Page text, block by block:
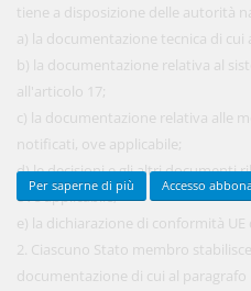
tiene a disposizione delle autorità
a) la documentazione tecnica di cui
b) la documentazione relativa al
all'articolo 17;
c) la documentazione relativa alle
notificati, ove applicabile;
d) le decisioni e gli altri documenti
ove applicabile;
e) la dichiarazione di conformità UE
2. Ciascuno Stato membro
documentazione di cui al paragrafo
Per saperne di più Accesso